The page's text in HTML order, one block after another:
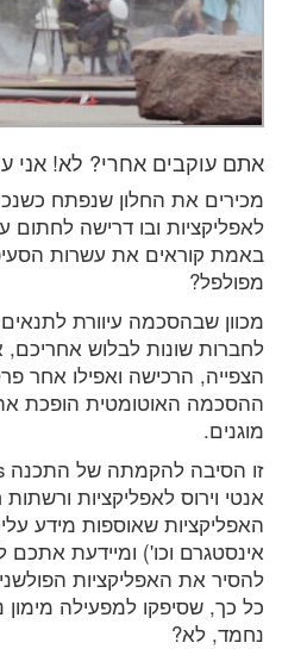
אתם עוקבים אחרי? לא! אני
מכירים את החלון שנפתח
לאפליקציות ובו דרישה
באמת קוראים את עשרות
מפולפל?
מכוון שבהסכמה עיוורת
לחברות שונות לבלוש אחריכם,
הצפייה, הרכישה ואפילו אחר
ההסכמה האוטומטית הופכת
מוגנים.
אנטי וירוס לאפליקציות
האפליקציות שאוספות מידע
אינסטגרם וכו') ומיידעת
להסיר את האפליקציות
נחמד, לא?